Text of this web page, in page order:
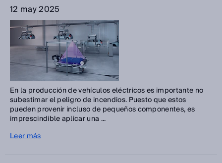
12 may 2025
En la producción de vehículos eléctricos es importante no
subestimar el peligro de incendios. Puesto que estos
pueden provenir incluso de pequeños componentes, es
imprescindible aplicar una ...
Leer más